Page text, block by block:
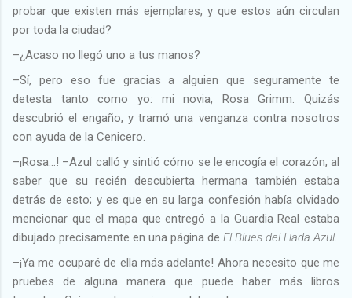
probar que existen más ejemplares, y que estos aún circulan
por toda la ciudad?
–¿Acaso no llegó uno a tus manos?
–Sí, pero eso fue gracias a alguien que seguramente te
detesta tanto como yo: mi novia, Rosa Grimm. Quizás
descubrió el engaño, y tramó una venganza contra nosotros
con ayuda de la Cenicero.
–¡Rosa…! –Azul calló y sintió cómo se le encogía el corazón, al
saber que su recién descubierta hermana también estaba
detrás de esto; y es que en su larga confesión había olvidado
mencionar que el mapa que entregó a la Guardia Real estaba
dibujado precisamente en una página de El Blues del Hada Azul.
–¡Ya me ocuparé de ella más adelante! Ahora necesito que me
pruebes de alguna manera que puede haber más libros